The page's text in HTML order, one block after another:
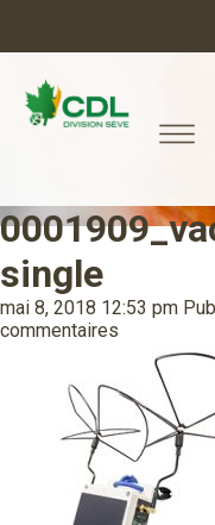
Notre site
bientôt
CONTINUER
single
mai 8, 2018 12:53 pm
commentaires